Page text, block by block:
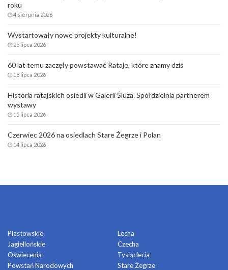
roku
4 sierpnia 2026
Wystartowały nowe projekty kulturalne!
23 lipca 2026
60 lat temu zaczęły powstawać Rataje, które znamy dziś
18 lipca 2026
Historia ratajskich osiedli w Galerii Śluza. Spółdzielnia partnerem
wystawy
15 lipca 2026
Czerwiec 2026 na osiedlach Stare Żegrze i Polan
14 lipca 2026
Piastowskie
Jagiellońskie
Oświecenia
Powstań Narodowych
Lecha
Czecha
Tysiąclecia
Stare Żegrze